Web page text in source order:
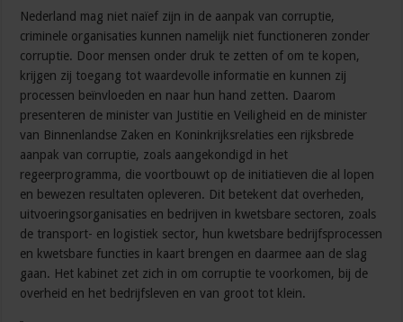
Nederland mag niet naïef zijn in de aanpak van corruptie,
criminele organisaties kunnen namelijk niet functioneren zonder
corruptie. Door mensen onder druk te zetten of om te kopen,
krijgen zij toegang tot waardevolle informatie en kunnen zij
processen beïnvloeden en naar hun hand zetten. Daarom
presenteren de minister van Justitie en Veiligheid en de minister
van Binnenlandse Zaken en Koninkrijksrelaties een rijksbrede
aanpak van corruptie, zoals aangekondigd in het
regeerprogramma, die voortbouwt op de initiatieven die al lopen
en bewezen resultaten opleveren. Dit betekent dat overheden,
uitvoeringsorganisaties en bedrijven in kwetsbare sectoren, zoals
de transport- en logistiek sector, hun kwetsbare bedrijfsprocessen
en kwetsbare functies in kaart brengen en daarmee aan de slag
gaan. Het kabinet zet zich in om corruptie te voorkomen, bij de
overheid en het bedrijfsleven en van groot tot klein.